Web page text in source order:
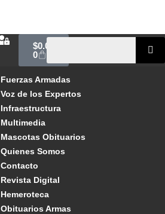
$0.00
0
Fuerzas Armadas
Voz de los Expertos
Infraestructura
Multimedia
Mascotas Obituarios
Quienes Somos
Contacto
Revista Digital
Hemeroteca
Obituarios Armas